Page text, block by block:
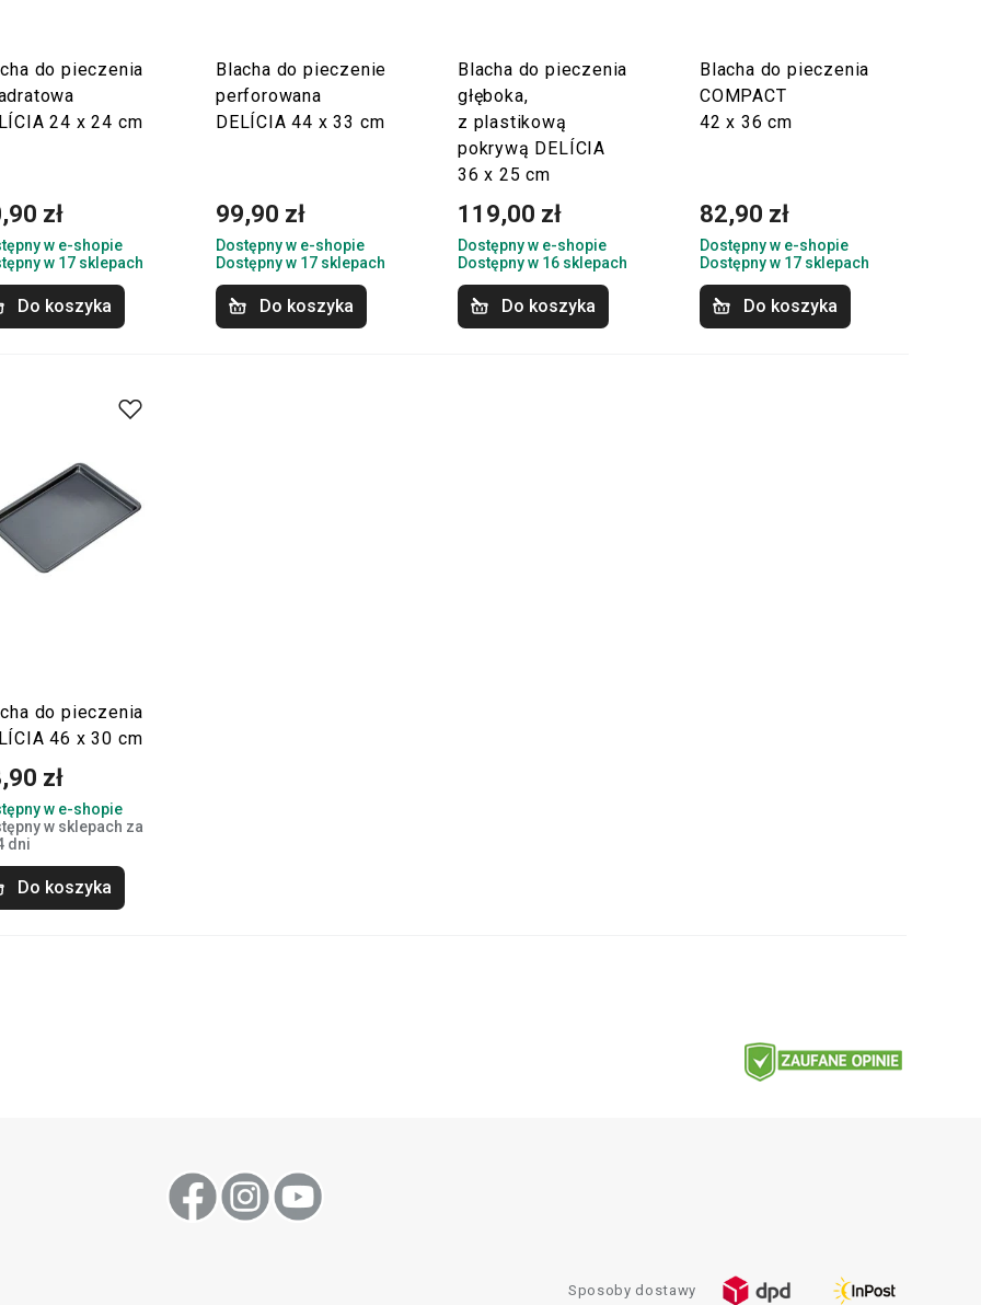
do pieczenia
24 x 24 cm
zł
w e-shopie
w 17 sklepach
Do koszyka
Blacha do pieczenie
perforowana
DELÍCIA 44 x 33 cm
99,90 zł
Dostępny w e-shopie
Dostępny w 17 sklepach
Do koszyka
Blacha do pieczenia
głęboka,
z plastikową
pokrywą DELÍCIA
36 x 25 cm
119,00 zł
Dostępny w e-shopie
Dostępny w 16 sklepach
Do koszyka
Blacha do pieczenia
COMPACT
42 x 36 cm
82,90 zł
Dostępny w e-shopie
Dostępny w 17 sklepach
Do koszyka
do pieczenia
46 x 30 cm
zł
w e-shopie
w sklepach za
dni
Do koszyka
Sposoby dostawy